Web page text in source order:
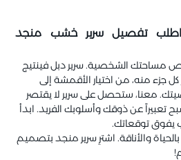
تفصيل سرير خشب منجد
مساحتك الشخصية. سرير دبل فينتيج
جزء منه، من اختيار الأقمشة إلى
معنا، ستحصل على سرير لا يقتصر
تعبيراً عن ذوقك وأسلوبك الفريد. ابدأ
يفوق توقعاتك.
والأناقة. اشترِ سرير منجد بتصميم